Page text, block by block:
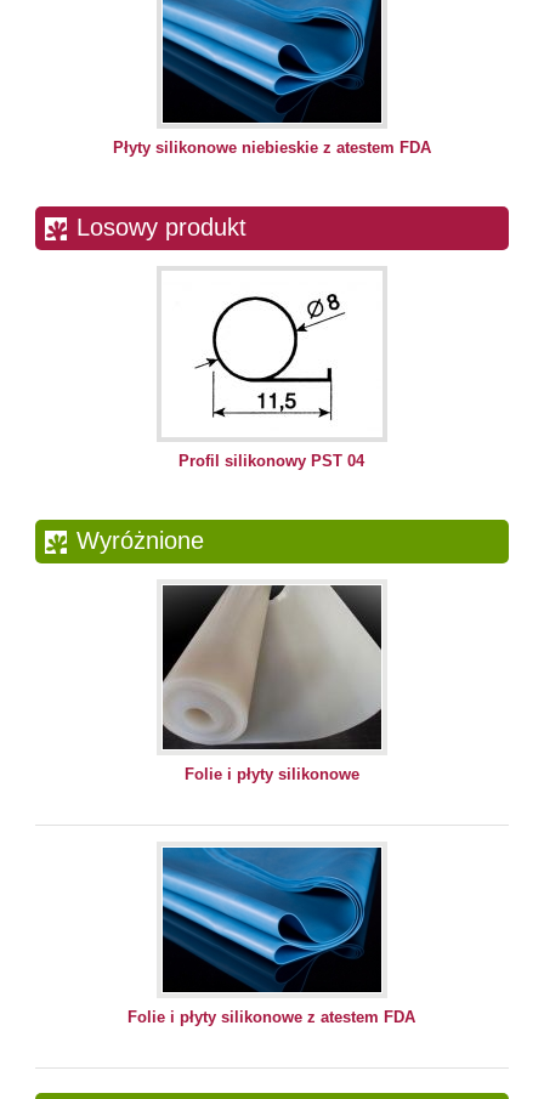
Płyty silikonowe niebieskie z atestem FDA
Losowy produkt
Profil silikonowy PST 04
Wyróżnione
Folie i płyty silikonowe
Folie i płyty silikonowe z atestem FDA